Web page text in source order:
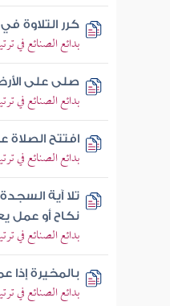
كرر التلاوة
بدائع الصنائع
صلى على
بدائع الصنائع
افتتح الصلاة
بدائع الصنائع
تلا آية
نكاح أو عمل
بدائع الصنائع
بالمخيرة
بدائع الصنائع